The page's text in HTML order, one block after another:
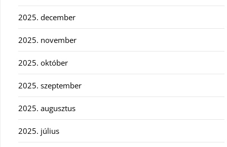
2025. december
2025. november
2025. október
2025. szeptember
2025. augusztus
2025. július